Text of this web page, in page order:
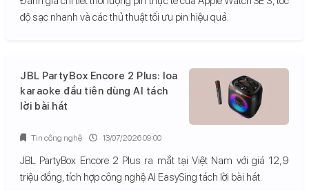
độ sạc nhanh và các thủ thuật tối ưu pin hiệu quả.
JBL PartyBox Encore 2 Plus: loa
karaoke đầu tiên dùng AI tách
lời bài hát
JBL PartyBox Encore 2 Plus ra mắt tại Việt Nam với giá 12,9
triệu đồng, tích hợp công nghệ AI EasySing tách lời bài hát.
Tin công nghệ 13/07/2026 09:00